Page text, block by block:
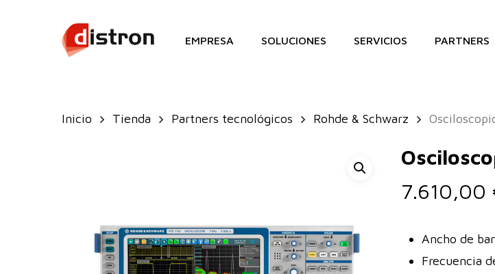
EMPRESA SOLUCIONES SERVICIOS PARTNERS
Inicio Tienda Partners tecnológicos Rohde & Schwarz
7.610,00
Ancho de
Frecuencia